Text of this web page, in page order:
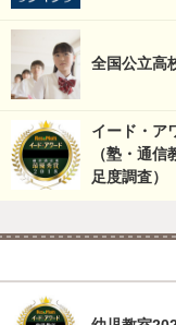
全国公立高
イード・ア
（塾・通
足度調査）